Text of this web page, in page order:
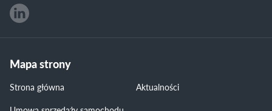
Mapa strony
Strona główna
Aktualności